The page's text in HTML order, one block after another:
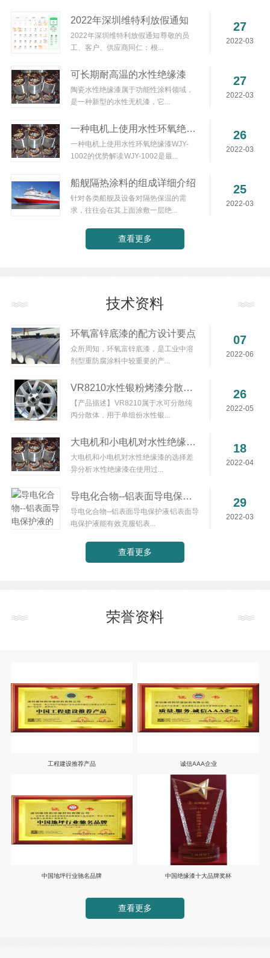
2022年深圳维特利放假通知
2022年深圳维特利放假通知 尊敬的员
工、客户、供应商同仁： 根...
27
2022-03
可长期耐高温的水性绝缘漆
陶瓷水性绝缘漆属于功能性涂料领域，
是一种新型的水性无机漆，它...
27
2022-03
一种电机上使用水性环氧绝缘漆WJY-1002的优势解读
一种电机上使用水性环氧绝缘漆WJY-
1002的优势解读 WJY-1002是最...
26
2022-03
船舰隔热涂料的组成详细介绍
针对各类船舰及设备对隔热保温的需
求，往往会在其上面涂敷一层绝...
25
2022-03
查看更多
技术资料
环氧富锌底漆的配方设计要点
众所周知，环氧富锌底漆，是工业中溶
剂型重防腐涂料中较重要的产...
07
2022-06
VR8210水性银粉烤漆分散体说明书
【产品描述】 VR8210属于水可分散纯
丙分散体，用于单组份水性银...
26
2022-05
大电机和小电机对水性绝缘漆的选择差异分析
大电机和小电机对水性绝缘漆的选择差
异分析 水性绝缘漆在使用过...
18
2022-04
导电化合物--铝表面导电保护液的使用方法
导电化合物--铝表面导电保护液 铝表面导
电保护液能有效克服铝表...
29
2022-03
查看更多
荣誉资料
工程建设推荐产品 诚信AAA企业
中国地坪行业驰名品牌 中国绝缘漆十大品牌奖杯
查看更多